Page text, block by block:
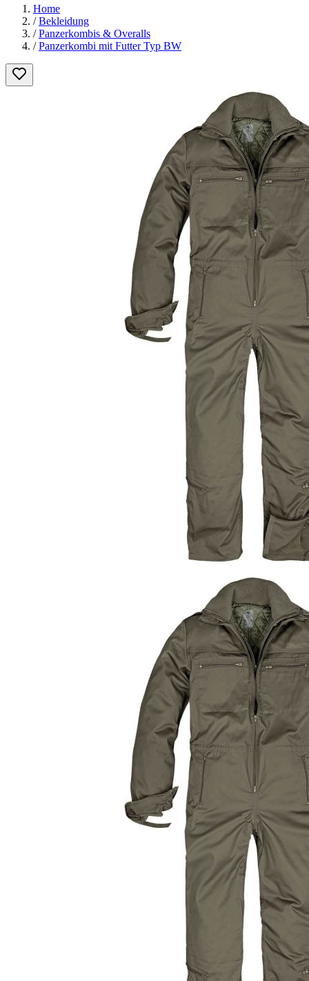
Home
/ Bekleidung
/ Panzerkombis & Overalls
/ Panzerkombi mit Futter Typ BW